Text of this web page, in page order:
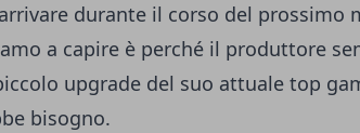
durante il corso del prossimo
a capire è perché il produttore
upgrade del suo attuale top
bisogno.